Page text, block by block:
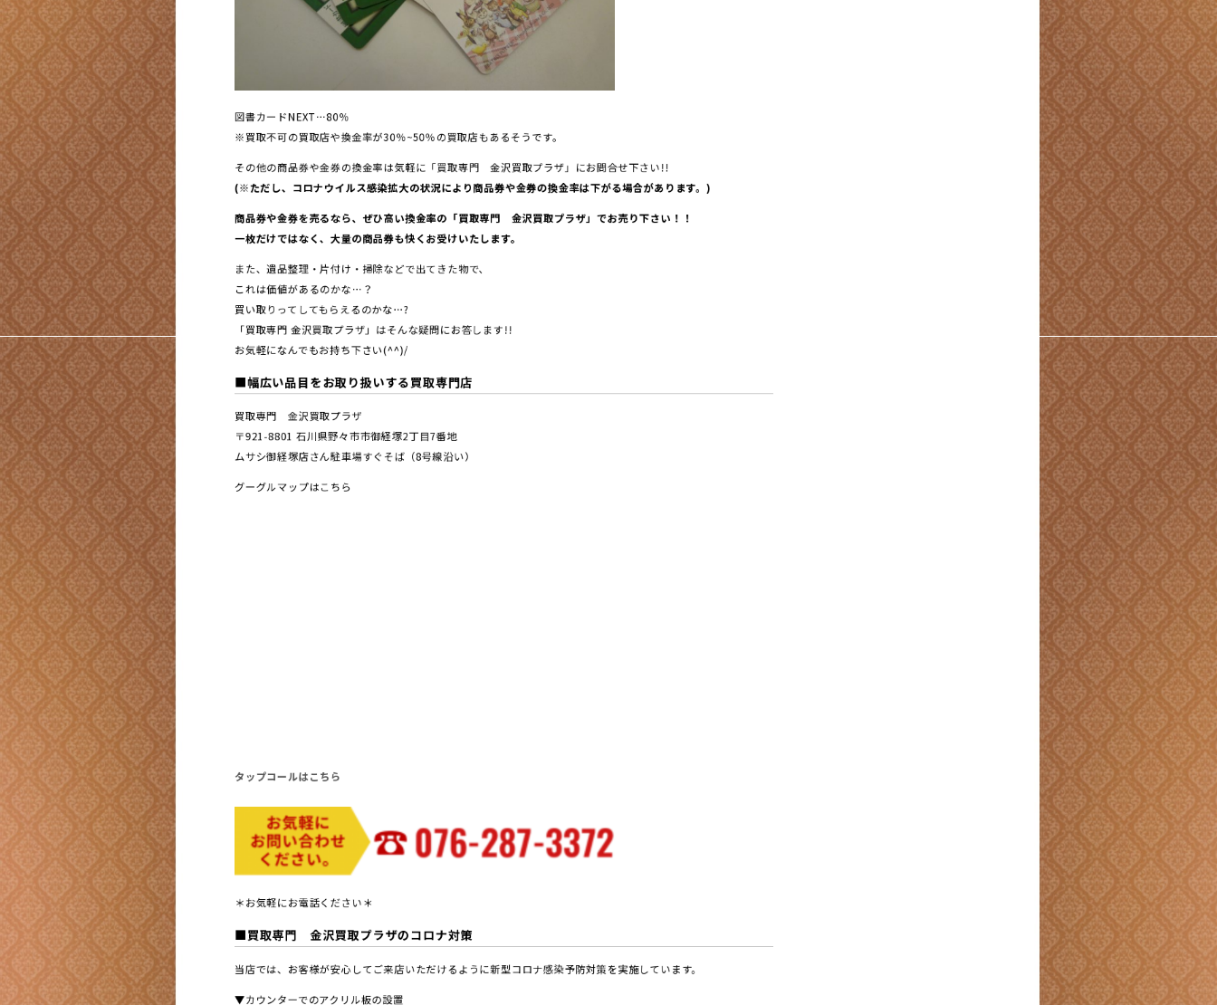
図書カードNEXT…80％
※買取不可の買取店や換金率が30％~50％の買取店もあるそうです。
その他の商品券や金券の換金率は気軽に「買取専門 金沢買取プラザ」にお問合せ下さい!!
(※ただし、コロナウイルス感染拡大の状況により商品券や金券の換金率は下がる場合があります。)
商品券や金券を売るなら、ぜひ高い換金率の「買取専門 金沢買取プラザ」でお売り下さい！！
一枚だけではなく、大量の商品券も快くお受けいたします。
また、遺品整理・片付け・掃除などで出てきた物で、
これは価値があるのかな…？
買い取りってしてもらえるのかな…?
「買取専門 金沢買取プラザ」はそんな疑問にお答します!!
お気軽になんでもお持ち下さい(^^)/
■幅広い品目をお取り扱いする買取専門店
買取専門 金沢買取プラザ
〒921-8801 ⽯川県野々市市御経塚2丁⽬7番地
ムサシ御経塚店さん駐車場すぐそば（8号線沿い）
グーグルマップはこちら
タップコールはこちら
＊お気軽にお電話ください＊
■買取専門 金沢買取プラザのコロナ対策
当店では、お客様が安心してご来店いただけるように新型コロナ感染予防対策を実施しています。
▼カウンターでのアクリル板の設置